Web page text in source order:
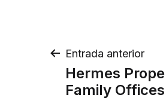
Entrada anterior
Hermes
Family